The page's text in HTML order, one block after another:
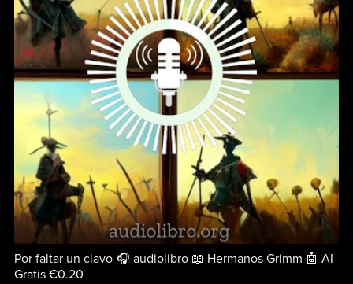
Por faltar un clavo 🎧 audiolibro 📖 Hermanos Grimm 🤖 AI
Gratis €0.20